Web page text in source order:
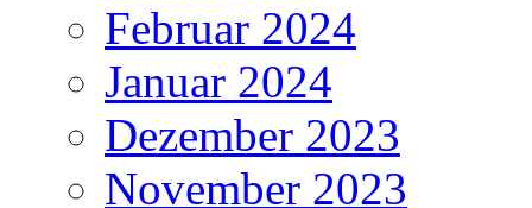
Februar 2024
Januar 2024
Dezember 2023
November 2023